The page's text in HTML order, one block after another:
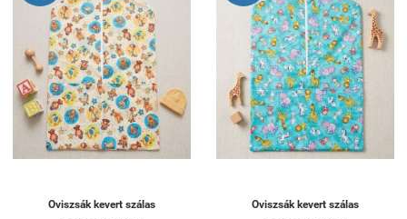
Oviszsák kevert szálas
Oviszsák kevert szálas